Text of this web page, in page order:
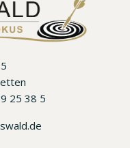
25 38 5